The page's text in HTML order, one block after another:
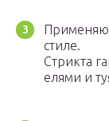
стиле.
Стрикта
елями и